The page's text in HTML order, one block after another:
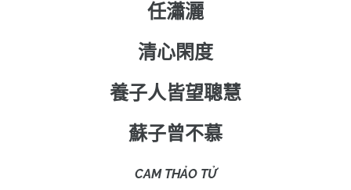
任瀟灑
清心閑度
養子人皆望聰慧
蘇子曾不慕
CAMTHẢO TỬ